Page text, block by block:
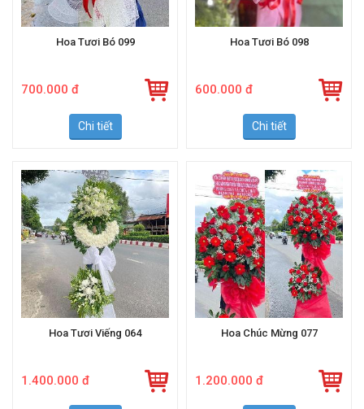
Chi tiết Chi tiết
Hoa Tươi Viếng 064 Hoa Chúc Mừng 077